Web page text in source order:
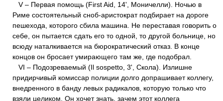
V – Первая помощь (First Aid, 14', Моничелли). Ночью в
Риме состоятельный сноб-аристократ подбирает на дороге
пешехода, которого сбила машина. Не переставая говорить о
себе, он пытается сдать его то одной, то другой больнице, но
всюду наталкивается на бюрократический отказ. В конце
концов он бросает умирающего там же, где подобрал.
VI – Подозреваемый (Il sospetto, 3', Скола). Излишне
придирчивый комиссар полиции долго допрашивает коллегу,
внедренного в банду левых радикалов, которую только что
взяли целиком. Он хочет знать, зачем этот коллега